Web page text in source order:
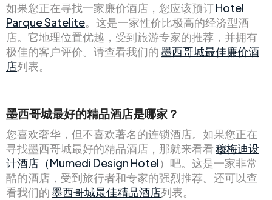
如果您正在寻找一家廉价酒店，您应该预订Hotel
Parque Satelite。这是一家性价比极高的经济型酒
店。它地理位置优越，受到旅游专家的推荐，并拥有
极佳的客户评价。请查看我们的墨西哥城最佳廉价酒
店列表。
墨西哥城最好的精品酒店是哪家？
您喜欢奢华，但不喜欢著名的连锁酒店。如果您正在
寻找墨西哥城最好的精品酒店，那就来看看穆梅迪设
计酒店（Mumedi Design Hotel）吧。这是一家非常
酷的酒店，受到旅行者和专家的强烈推荐。还可以查
看我们的墨西哥城最佳精品酒店列表。